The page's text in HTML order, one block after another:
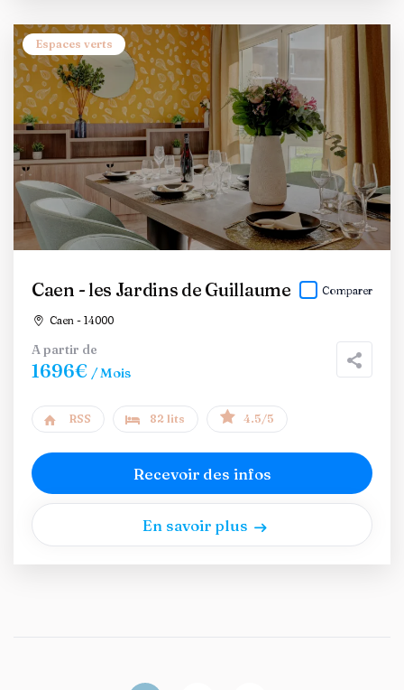
Espaces verts
Caen - les Jardins de Guillaume
Caen - 14000
Comparer
A partir de
1696€ / Mois
RSS 82 lits 4.5/5
Recevoir des infos
En savoir plus